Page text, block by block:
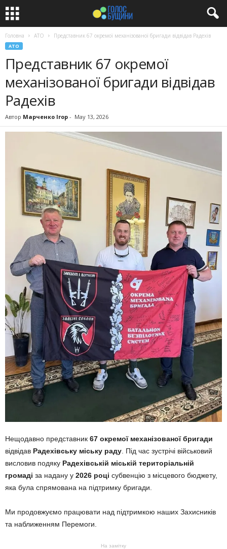
Головна АТО Представник 67 окремої механізованої бригади відвідав Радехів
АТО
Представник 67 окремої
механізованої бригади відвідав
Радехів
Автор Марченко Ігор - May 13, 2026
Нещодавно представник 67 окремої механізованої бригади
відвідав Радехівську міську раду . Під час зустрічі військовий
висловив подяку Радехівській міській територіальній
громаді за надану у 2026 році субвенцію з місцевого бюджету,
яка була спрямована на підтримку бригади.
Ми продовжуємо працювати над підтримкою наших Захисників
та наближенням Перемоги.
На замітку